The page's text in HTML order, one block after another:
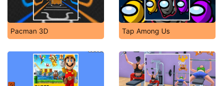
Pacman 3D Tap Among Us